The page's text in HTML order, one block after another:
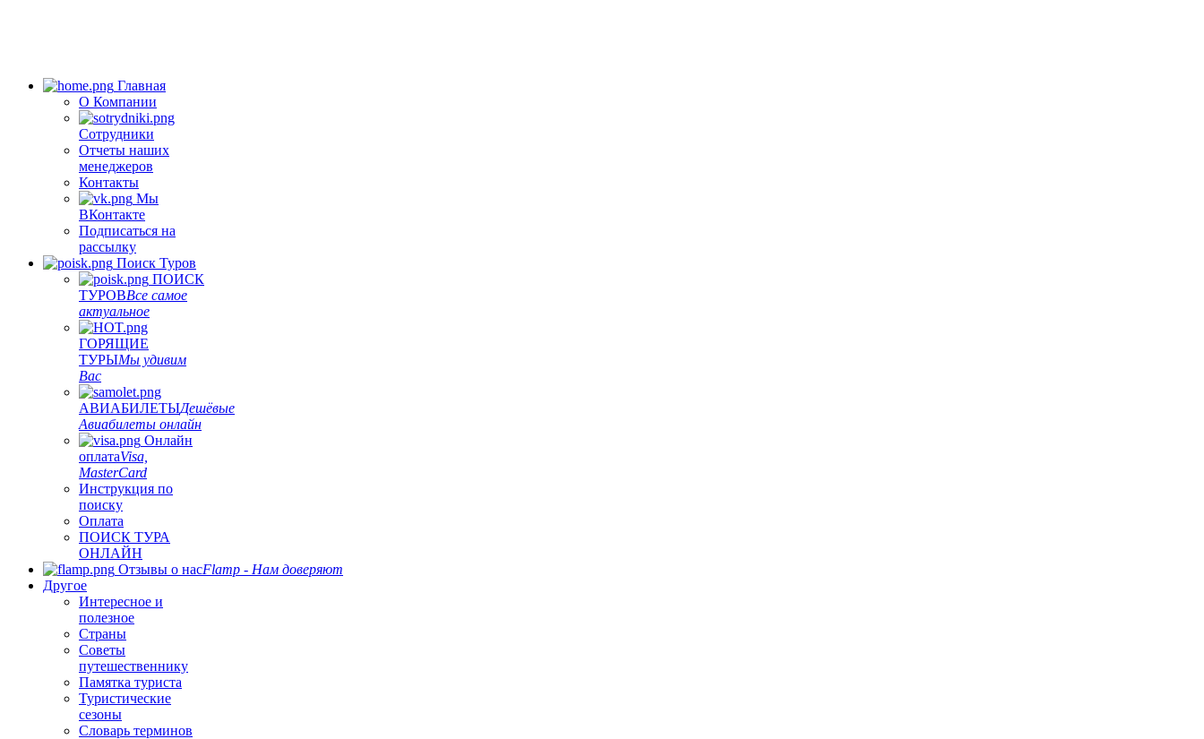
Главная
О Компании
Сотрудники
Отчеты наших
менеджеров
Контакты
Мы
ВКонтакте
Подписаться на
рассылку
Поиск Туров
ПОИСК
ТУРОВВсе самое
актуальное
ГОРЯЩИЕ
ТУРЫМы удивим
Вас
АВИАБИЛЕТЫДешёвые
Авиабилеты онлайн
Онлайн
оплатаVisa,
MasterCard
Инструкция по
поиску
Оплата
ПОИСК ТУРА
ОНЛАЙН
Отзывы о насFlamp - Нам доверяют
Другое
Интересное и
полезное
Страны
Советы
путешественнику
Памятка туриста
Туристические
сезоны
Словарь терминов